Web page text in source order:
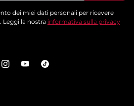
dei miei dati personali per ricevere
Leggi la nostra informativa sulla privacy